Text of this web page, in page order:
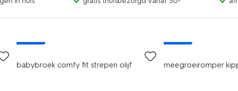
babybroek comfy fit strepen olijf meegroeiromper